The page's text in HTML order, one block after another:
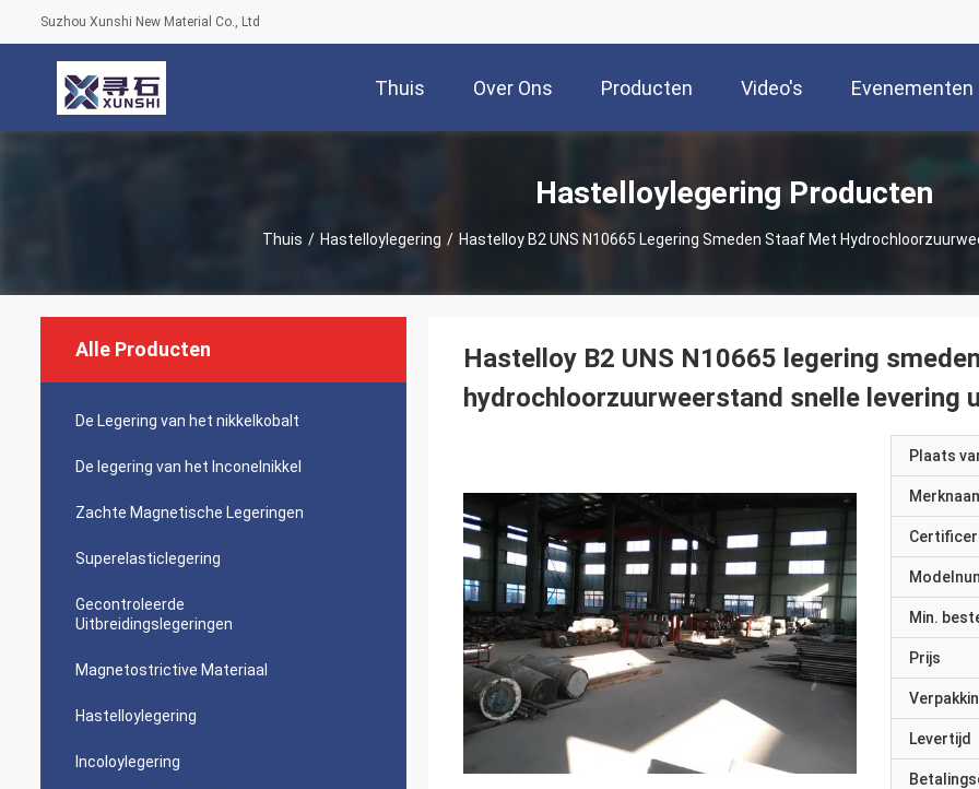
Suzhou Xunshi New Material Co., Ltd
Thuis Over Ons Producten Video's Evenementen
Hastelloylegering Producten
Thuis / Hastelloylegering / Hastelloy B2 UNS N10665 Legering Smeden Staaf Met
Alle Producten
De Legering van het nikkelkobalt
De legering van het Inconelnikkel
Zachte Magnetische Legeringen
Superelasticlegering
Gecontroleerde
Uitbreidingslegeringen
Magnetostrictive Materiaal
Hastelloylegering
Incoloylegering
Hastelloy B2 UNS N10665 legering
hydrochloorzuurweerstand snelle levering
Plaats
Min.
Prijs
Levertijd